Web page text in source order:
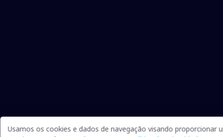
Usamos os cookies e dados de navegação visando